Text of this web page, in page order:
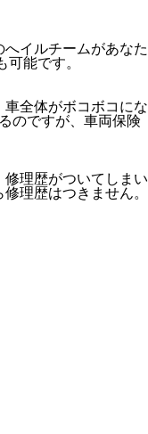
イルチームがあなた
能です。
全体がボコボコにな
のですが、車両保険
理歴がついてしまい
理歴はつきません。